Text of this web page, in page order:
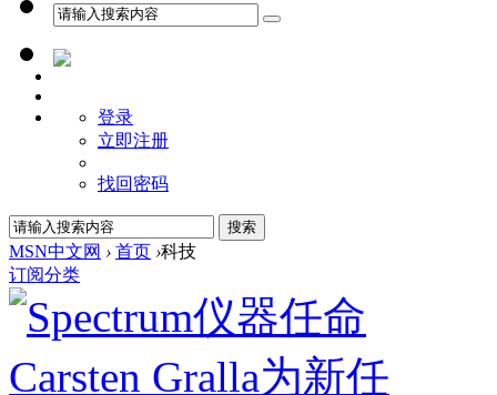
登录
立即注册
找回密码
MSN中文网 › 首页 ›科技
订阅分类